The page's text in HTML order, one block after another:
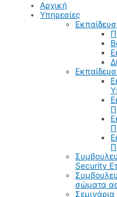
Αρχική
Υπηρεσίες
Security
σώματα